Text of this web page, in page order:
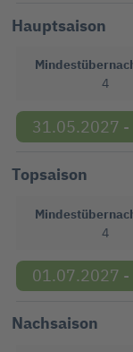
Hauptsaison
4
31.05.2027
Topsaison
4
01.07.2027
Nachsaison